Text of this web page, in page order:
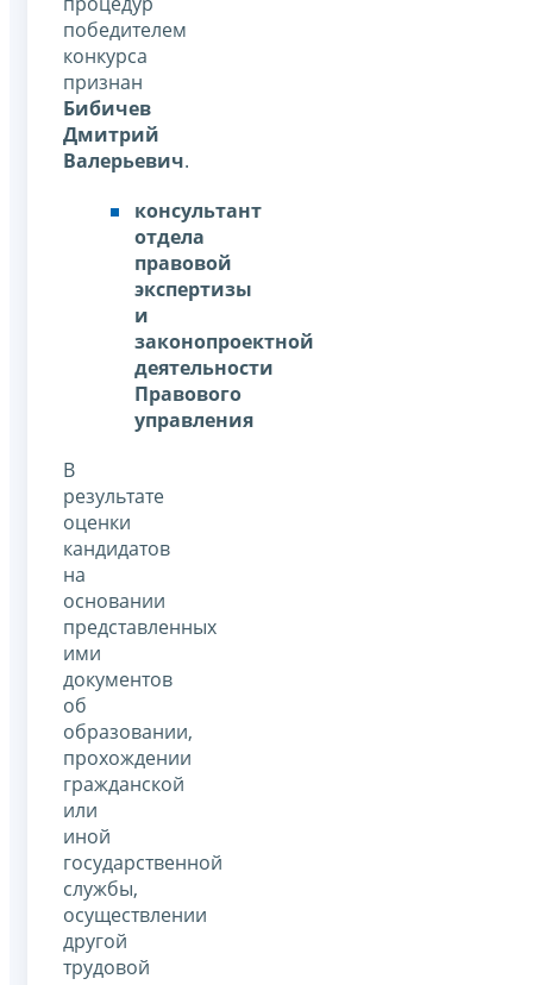
победителем
конкурса
признан
Бибичев
Дмитрий
Валерьевич.
консультант
отдела
правовой
экспертизы
и
законопроектной
деятельности
Правового
управления
В
результате
оценки
кандидатов
на
основании
представленных
ими
документов
об
образовании,
прохождении
гражданской
или
иной
государственной
службы,
осуществлении
другой
трудовой